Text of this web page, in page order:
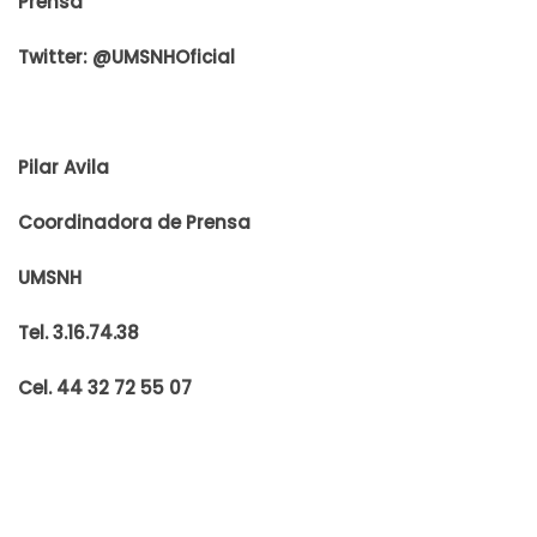
Twitter: @UMSNHOficial
Pilar Avila
Coordinadora de Prensa
UMSNH
Tel. 3.16.74.38
Cel. 44 32 72 55 07